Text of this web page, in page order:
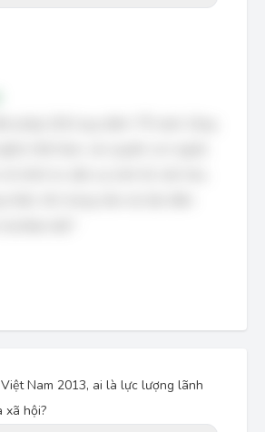
Nam 2013, ai là lực lượng lãnh
xã hội?